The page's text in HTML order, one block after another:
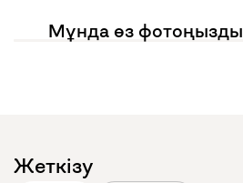
Мұнда өз фотоңызды
Жеткізу